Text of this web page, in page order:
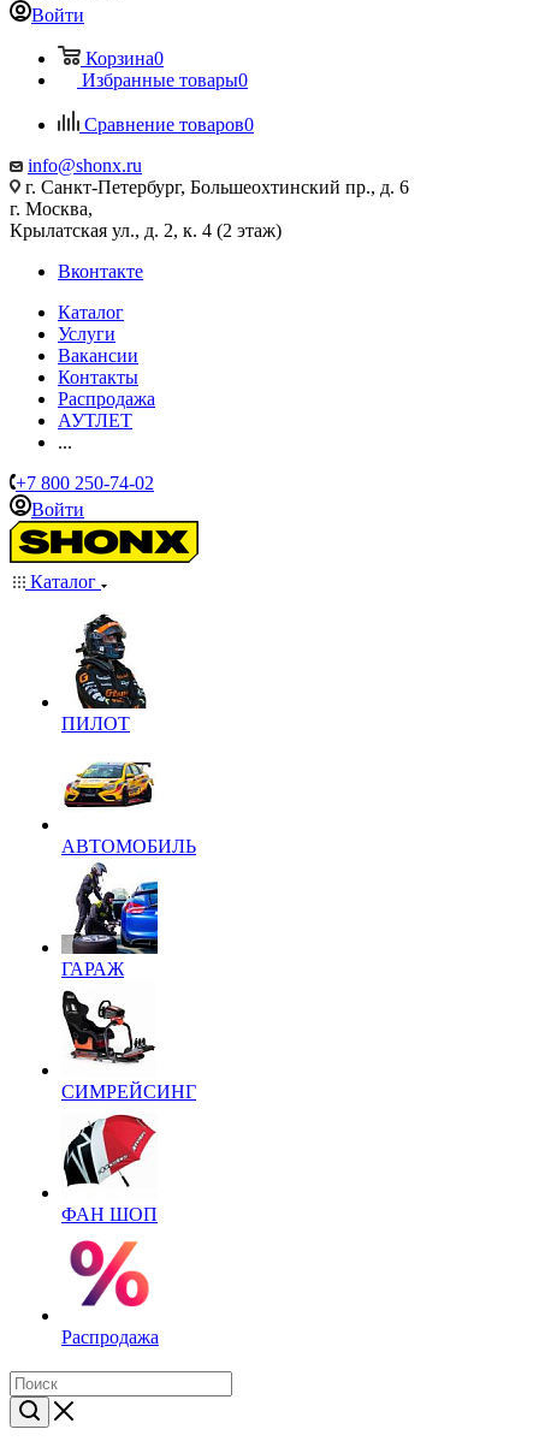
Войти
Корзина0
Избранные товары0
Сравнение товаров0
info@shonx.ru
г. Санкт-Петербург, Большеохтинский пр., д. 6
г. Москва,
Крылатская ул., д. 2, к. 4 (2 этаж)
Вконтакте
Каталог
Услуги
Вакансии
Контакты
Распродажа
АУТЛЕТ
...
+7 800 250-74-02
Войти
Каталог
ПИЛОТ
АВТОМОБИЛЬ
ГАРАЖ
СИМРЕЙСИНГ
ФАН ШОП
Распродажа